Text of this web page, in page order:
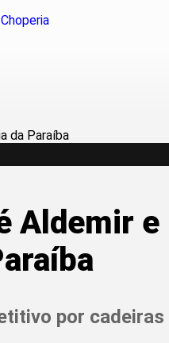
Aldemir
por